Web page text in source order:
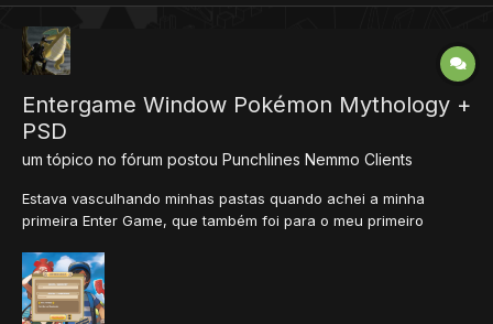
Entergame Window Pokémon Mythology +
PSD
um tópico no fórum postou Punchlines Nemmo Clients
Estava vasculhando minhas pastas quando achei a minha
primeira Enter Game, que também foi para o meu primeiro
Mythology ) Então resolvi postar para vocês espero que gostem.
Não é nada woooow mas já da pra sair daquela mesm...